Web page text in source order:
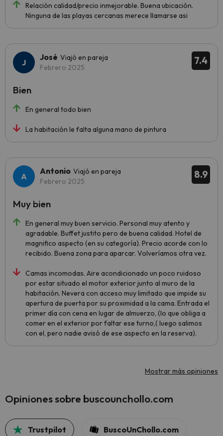
Relación calidad/precio inmejorable. Buena ubicación.
Ninguna de las playas cercanas merece llamarse asi
7.4
José Viajó en pareja
Febrero 2025
En general todo bien
La habitación le falta alguna mano de pintura
Bien
8.9
Antonio Viajó en pareja
Febrero 2025
En general muy buen servicio. Personal muy atento y
agradable. Buffet justito pero de buena calidad. Hotel de
magnifico aspecto (en su categoría). Precio acorde con lo
recibido. Buena zona para aparcar. Volveríamos otra vez.
Camas incomodas. Aire acondicionado un poco ruidoso
por estar situado el motor exterior junto al muro de la
habitación. Nevera con acceso muy limitado que impide su
apertura de puerta por su proximidad a la cama. Entrada el
primer día con cena en lugar de almuerzo, (lo que obliga a
comer en el exterior por faltar ese turno,( luego salimos
con el, pero nadie avisó de ese aspecto en la reserva).
Muy bien
Mostrar más opiniones
Opiniones sobre buscounchollo.com
Trustpilot BuscoUnChollo.com